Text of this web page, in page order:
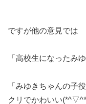
ですが他の意見では
「高校生になったみ
「みゆきちゃんの子
クリでかわいい